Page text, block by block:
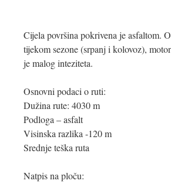
Cijela površina pokrivena je asfaltom.
tijekom sezone (srpanj i kolovoz),
je malog inteziteta.
Osnovni podaci o ruti:
Dužina rute: 4030 m
Podloga – asfalt
Visinska razlika -120 m
Srednje teška ruta
Natpis na ploču: